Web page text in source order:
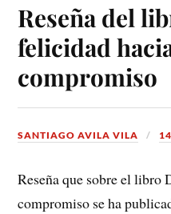
Reseña del
felicidad
compromiso
SANTIAGO AVILA VILA
Reseña que sobre el libro
compromiso se ha